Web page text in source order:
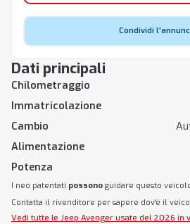
Dati principali
Chilometraggio
Immatricolazione
Cambio
Alimentazione
Potenza
I neo patentati possono guidare questo
Contatta il rivenditore per sapere dov'è il
Vedi tutte le Jeep Avenger usate del 2026 in
Condividi